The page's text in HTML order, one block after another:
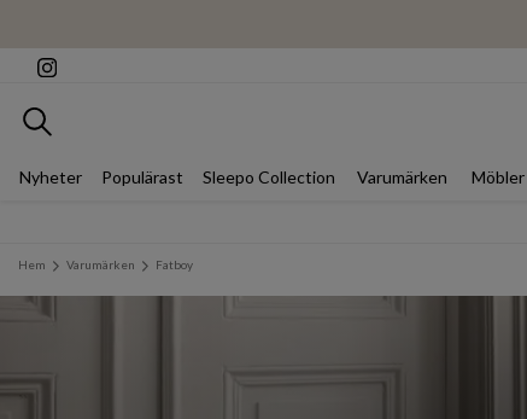
Sök
Nyheter Populärast Sleepo Collection Varumärken Möbler
Hem Varumärken Fatboy